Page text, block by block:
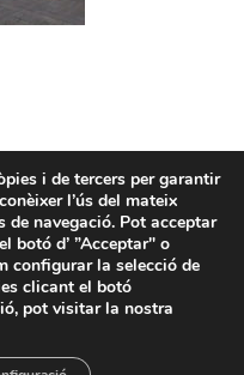
d'Infraestructures
i de tercers per garantir
l’ús del mateix
navegació. Pot acceptar
botó d’ ”Acceptar" o
configurar la selecció de
clicant el botó
pot visitar la nostra